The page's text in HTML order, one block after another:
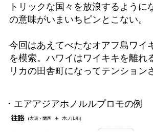
トリックな国々を放浪するように
の意味がいまいちピンとこない。
今回はあえてべたなオアフ島ワイ
を模索。ハワイはワイキキを離れ
リカの田舎町になってテンション
・エアアジアホノルルプロモの例